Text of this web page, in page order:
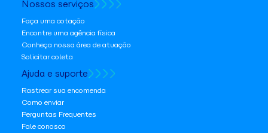
Nossos serviços
Faça uma cotação
Encontre uma agência física
Conheça nossa área de atuação
Solicitar coleta
Ajuda e suporte
Rastrear sua encomenda
Como enviar
Perguntas Frequentes
Fale conosco